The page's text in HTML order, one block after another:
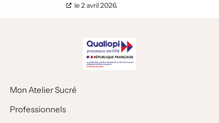
le 2 avril 2026.
Mon Atelier Sucré
Professionnels